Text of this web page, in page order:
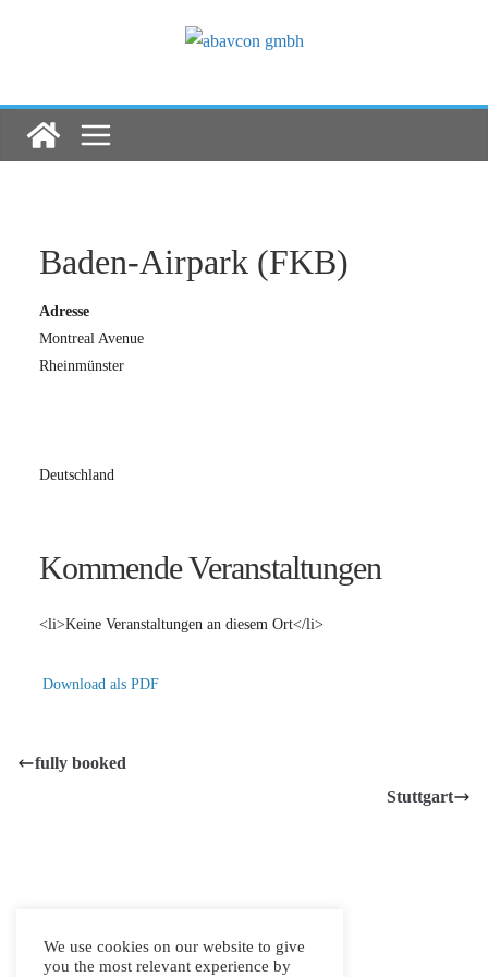
Baden-Airpark (FKB)
Adresse
Montreal Avenue
Rheinmünster
Deutschland
Kommende Veranstaltungen
<li>Keine Veranstaltungen an diesem Ort</li>
Download als PDF
fully booked
Stuttgart
We use cookies on our website to give
you the most relevant experience by